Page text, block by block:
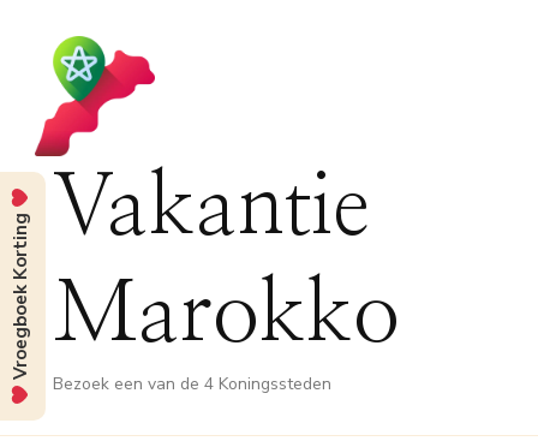
Vakantie
Marokko
Bezoek een van de 4 Koningssteden
Vroegboek Korting